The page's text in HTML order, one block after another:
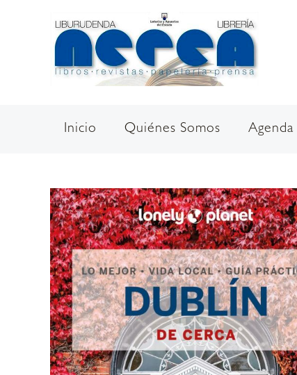
Inicio Quiénes Somos Agenda